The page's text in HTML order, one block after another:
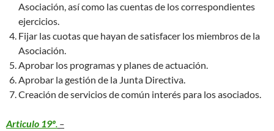
Asociación, así como las cuentas de los correspondientes
ejercicios.
Fijar las cuotas que hayan de satisfacer los miembros de la
Asociación.
Aprobar los programas y planes de actuación.
Aprobar la gestión de la Junta Directiva.
Creación de servicios de común interés para los asociados.
Articulo 19º. –